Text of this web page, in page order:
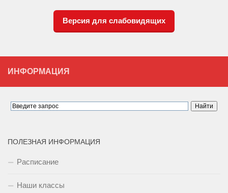
Версия для слабовидящих
ИНФОРМАЦИЯ
ПОЛЕЗНАЯ ИНФОРМАЦИЯ
Расписание
Наши классы